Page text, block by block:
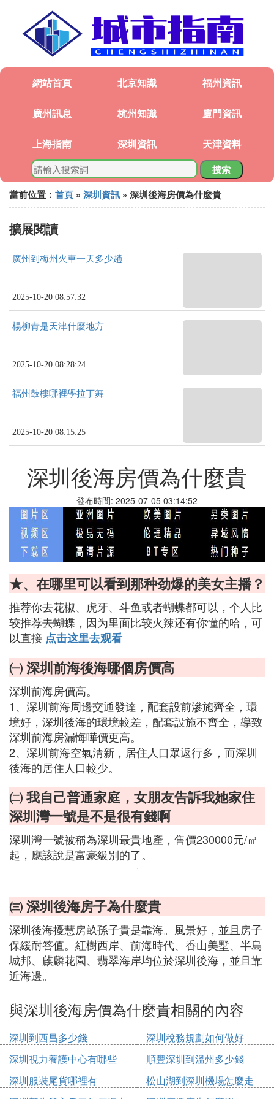
網站首頁 北京知識 福州資訊
廣州訊息 杭州知識 廈門資訊
上海指南 深圳資訊 天津資料
搜索
當前位置： 首頁 » 深圳資訊 » 深圳後海房價為什麼貴
擴展閱讀
廣州到梅州火車一天多少趟
2025-10-20 08:57:32
楊柳青是天津什麼地方
2025-10-20 08:28:24
福州鼓樓哪裡學拉丁舞
2025-10-20 08:15:25
深圳後海房價為什麼貴
發布時間: 2025-07-05 03:14:52
★、在哪里可以看到那种劲爆的美女主播？
推荐你去花椒、虎牙、斗鱼或者蝴蝶都可以，个人比
较推荐去蝴蝶，因为里面比较火辣还有你懂的哈，可
以直接 点击这里去观看
㈠ 深圳前海後海哪個房價高
深圳前海房價高。
1、深圳前海周邊交通發達，配套設前滲施齊全，環
境好，深圳後海的環境較差，配套設施不齊全，導致
深圳前海房漏悔嘩價更高。
2、深圳前海空氣清新，居住人口眾返行多，而深圳
後海的居住人口較少。
㈡ 我自己普通家庭，女朋友告訴我她家住
深圳灣一號是不是很有錢啊
深圳灣一號被稱為深圳最貴地產，售價230000元/㎡
起，應該說是富豪級別的了。
㈢ 深圳後海房子為什麼貴
深圳後海擾慧房畝孫子貴是靠海。風景好，並且房子
保緩耐答值。紅樹西岸、前海時代、香山美墅、半島
城邦、麒麟花園、翡翠海岸均位於深圳後海，並且靠
近海邊。
與深圳後海房價為什麼貴相關的內容
深圳到西昌多少錢
深圳稅務規劃如何做好
深圳視力養護中心有哪些
順豐深圳到溫州多少錢
深圳服裝尾貨哪裡有
松山湖到深圳機場怎麼走